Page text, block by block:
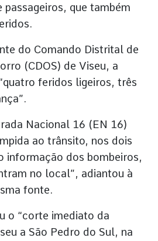
que também
do Comando Distrital de
(CDOS) de Viseu, a
feridos ligeiros, três
Nacional 16 (EN 16)
ao trânsito, nos dois
informação dos bombeiros,
no local”, adiantou à
fonte.
o “corte imediato da
a São Pedro do Sul, na